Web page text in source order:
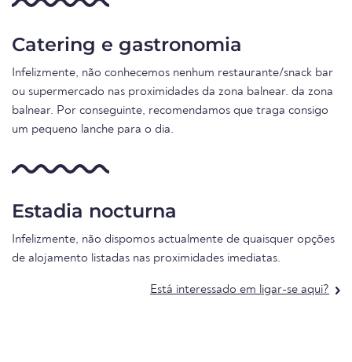
Catering e gastronomia
Infelizmente, não conhecemos nenhum restaurante/snack bar
ou supermercado nas proximidades da zona balnear. da zona
balnear. Por conseguinte, recomendamos que traga consigo
um pequeno lanche para o dia.
Estadia nocturna
Infelizmente, não dispomos actualmente de quaisquer opções
de alojamento listadas nas proximidades imediatas.
Está interessado em ligar-se aqui?